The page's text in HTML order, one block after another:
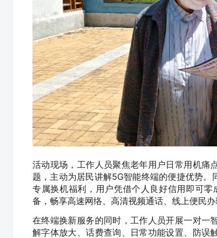
活动现场，工作人员聚焦老年用户日常用机痛
题，主动为居民讲解5G智能终端的便捷优势
专属换机福利，用户凭借个人良好信用即可
备，畅享高速网络、高清视频通话、线上便民
在终端换新服务的同时，工作人员开展一对一
解字体放大、话费查询、日常功能设置、防误